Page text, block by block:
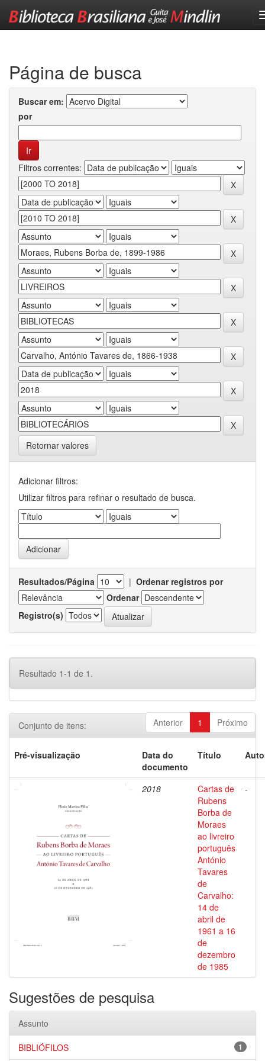
Página de busca
Buscar em:
por
Filtros correntes:
Retornar valores
Adicionar filtros:
Utilizar filtros para refinar o resultado de busca.
Resultados/Página | Ordenar registros por
Ordenar
Registro(s)
Resultado 1-1 de 1.
Anterior 1 Próximo
Conjunto de itens:
Pré-visualização
Data do
documento
Título
2018
Cartas de
Rubens
Borba de
Moraes
ao livreiro
português
António
Tavares
de
Carvalho:
14 de
abril de
1961 a 16
de
dezembro
de 1985
-
Sugestões de pesquisa
Assunto
1
BIBLIÓFILOS